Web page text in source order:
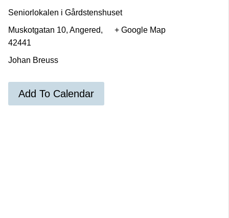
Seniorlokalen i Gårdstenshuset
Muskotgatan 10, Angered,
42441
+ Google Map
Johan Breuss
Add To Calendar